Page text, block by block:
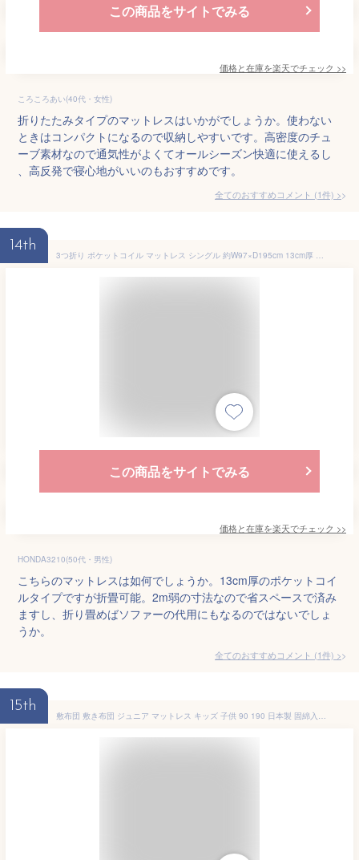
この商品をサイトでみる
価格と在庫を楽天でチェック >>
ころころあい(40代・女性)
折りたたみタイプのマットレスはいかがでしょうか。使わない
ときはコンパクトになるので収納しやすいです。高密度のチュ
ーブ素材なので通気性がよくてオールシーズン快適に使えるし
、高反発で寝心地がいいのもおすすめです。
全てのおすすめコメント (1件) >
14th
3つ折り ポケットコイル マットレス シングル 約W97×D195cm 13cm厚 両面仕様 ホワイト 薄型 折りたたみマットレス 寝具 薄型マットレス 折り畳みマットレス コンパクト ニット生地 シングルマットレス【代引不可】
この商品をサイトでみる
価格と在庫を楽天でチェック >>
HONDA3210(50代・男性)
こちらのマットレスは如何でしょうか。13cm厚のポケットコイ
ルタイプですが折畳可能。2m弱の寸法なので省スペースで済み
ますし、折り畳めばソファーの代用にもなるのではないでしょ
うか。
全てのおすすめコメント (1件) >
15th
敷布団 敷き布団 ジュニア マットレス キッズ 子供 90 190 日本製 固綿入 寝返りスムーズ 腰痛予防 こども敷き布団 こどものふとん(アイボリー)